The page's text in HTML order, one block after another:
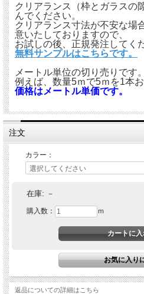
クリアランス（枠とガラスの
んでください。
クリアランス寸法が不安な場
意いたしておりますので、
お試しの後、正規発注してく
無料サンプルはこちらです。
メートル単位の切り売りです。
例えば、数量5ｍで5ｍを1本
価格はメートル単価です。
注文
カラー：
在庫: －
購入数： ｍ
返品についての詳細はこちら